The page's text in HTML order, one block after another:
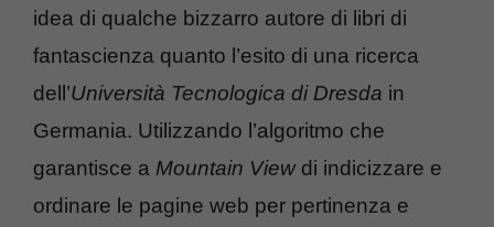
idea di qualche bizzarro autore di libri di
fantascienza quanto l’esito di una ricerca
dell’Università Tecnologica di Dresda in
Germania. Utilizzando l’algoritmo che
garantisce a Mountain Viewdi indicizzare e
ordinare le pagine web per pertinenza e